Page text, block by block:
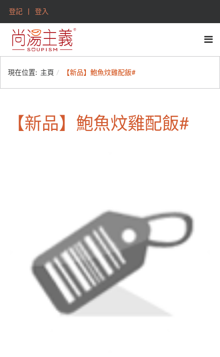
登記 登入
現在位置: 主頁 【新品】鮑魚炆雞配飯#
【新品】鮑魚炆雞配飯#